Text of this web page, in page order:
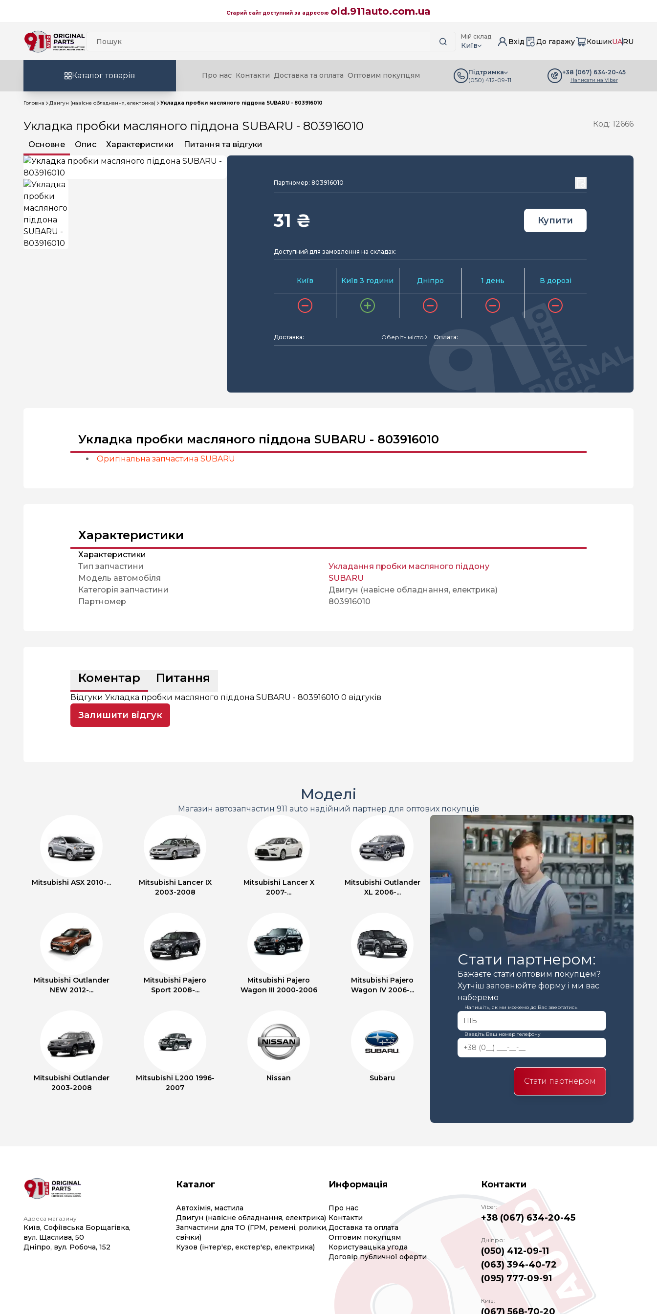
Старий сайт доступний за адресою old.911auto.com.ua
Мій склад
Київ Вхід До гаражу КошикUARU
Каталог товарів Про нас Контакти Доставка та оплата Оптовим покупцям
Підтримка
(050) 412-09-11
+38 (067) 634-20-45
Написати на Viber
Головна Двигун (навісне обладнання, електрика) Укладка пробки масляного піддона SUBARU - 803916010
Укладка пробки масляного піддона SUBARU - 803916010 Код: 12666
Основне Опис Характеристики Питання та відгуки
Партномер: 803916010
31 ₴ Купити
Доступний для замовлення на складах:
Київ Київ 3 години Дніпро 1 день В дорозі
Доставка: Оберіть місто Оплата:
Укладка пробки масляного піддона SUBARU - 803916010
Оригінальна запчастина SUBARU
Характеристики
Характеристики
Тип запчастини
Укладання пробки масляного піддону
Модель автомобіля
SUBARU
Категорія запчастини
Двигун (навісне обладнання, електрика)
Партномер
803916010
Коментар Питання
Відгуки Укладка пробки масляного піддона SUBARU - 803916010 0 відгуків
Залишити відгук
Моделі
Магазин автозапчастин 911 auto надійний партнер для оптових покупців
Mitsubishi ASX 2010-...
Mitsubishi Lancer IX
2003-2008
Mitsubishi Lancer X
2007-...
Mitsubishi Outlander
XL 2006-...
Mitsubishi Outlander
NEW 2012-...
Mitsubishi Pajero
Sport 2008-...
Mitsubishi Pajero
Wagon III 2000-2006
Mitsubishi Pajero
Wagon IV 2006-...
Mitsubishi Outlander
2003-2008
Mitsubishi L200 1996-
2007
Nissan Subaru
Стати партнером:
Бажаєте стати оптовим покупцем?
Хутчіш заповнюйте форму і ми вас
наберемо
Напишіть, як ми можемо до Вас звертатись
Введіть Ваш номер телефону
Стати партнером
Адреса магазину
Київ, Софіївська Борщагівка,
вул. Щаслива, 50
Дніпро, вул. Робоча, 152
Каталог
Автохімія, мастила
Двигун (навісне обладнання, електрика)
Запчастини для ТО (ГРМ, ремені, ролики,
свічки)
Кузов (інтер'єр, екстер'єр, електрика)
Информація
Про нас
Контакти
Доставка та оплата
Оптовим покупцям
Користувацька угода
Договір публичної оферти
Контакти
Viber:
+38 (067) 634-20-45
Дніпро:
(050) 412-09-11
(063) 394-40-72
(095) 777-09-91
Київ:
(067) 568-70-20